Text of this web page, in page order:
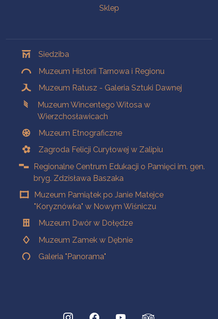
Sklep
Siedziba
Muzeum Historii Tarnowa i Regionu
Muzeum Ratusz - Galeria Sztuki Dawnej
Muzeum Wincentego Witosa w
Wierzchosławicach
Muzeum Etnograficzne
Zagroda Felicji Curyłowej w Zalipiu
Regionalne Centrum Edukacji o Pamięci im. gen.
bryg. Zdzisława Baszaka
Muzeum Pamiątek po Janie Matejce
"Koryznówka" w Nowym Wiśniczu
Muzeum Dwór w Dołędze
Muzeum Zamek w Dębnie
Galeria "Panorama"